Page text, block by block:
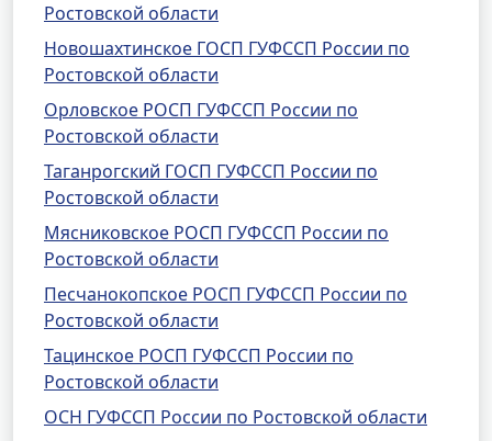
Ростовской области
Новошахтинское ГОСП ГУФССП России по
Ростовской области
Орловское РОСП ГУФССП России по
Ростовской области
Таганрогский ГОСП ГУФССП России по
Ростовской области
Мясниковское РОСП ГУФССП России по
Ростовской области
Песчанокопское РОСП ГУФССП России по
Ростовской области
Тацинское РОСП ГУФССП России по
Ростовской области
ОСН ГУФССП России по Ростовской области